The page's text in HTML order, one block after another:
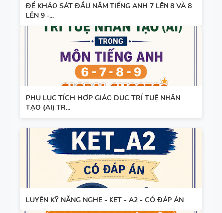
ĐỀ KHẢO SÁT ĐẦU NĂM TIẾNG ANH 7 LÊN 8 VÀ 8
LÊN 9 -...
PHỤ LỤC TÍCH HỢP GIÁO DỤC TRÍ TUỆ NHÂN
TẠO (AI) TR...
LUYỆN KỸ NĂNG NGHE - KET - A2 - CÓ ĐÁP ÁN